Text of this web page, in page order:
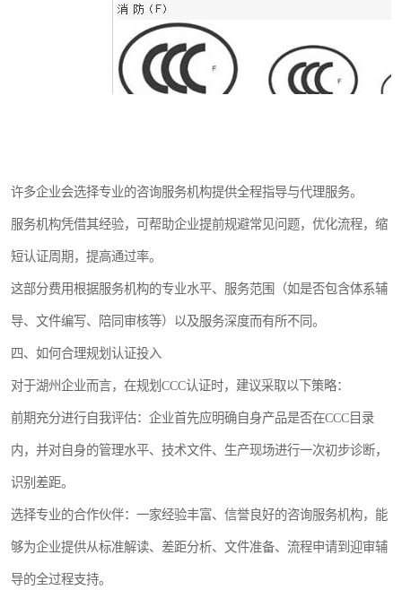
许多企业会选择专业的咨询服务机构提供全程指导与代理服务。
服务机构凭借其经验，可帮助企业提前规避常见问题，优化流程，缩
短认证周期，提高通过率。
这部分费用根据服务机构的专业水平、服务范围（如是否包含体系辅
导、文件编写、陪同审核等）以及服务深度而有所不同。
四、如何合理规划认证投入
对于湖州企业而言，在规划CCC认证时，建议采取以下策略：
前期充分进行自我评估：企业首先应明确自身产品是否在CCC目录
内，并对自身的管理水平、技术文件、生产现场进行一次初步诊断，
识别差距。
选择专业的合作伙伴：一家经验丰富、信誉良好的咨询服务机构，能
够为企业提供从标准解读、差距分析、文件准备、流程申请到迎审辅
导的全过程支持。